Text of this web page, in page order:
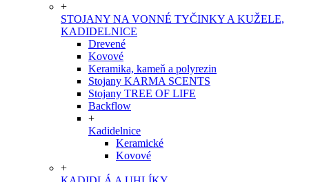
+
STOJANY NA VONNÉ TYČINKY A KUŽELE,
KADIDELNICE
Drevené
Kovové
Keramika, kameň a polyrezin
Stojany KARMA SCENTS
Stojany TREE OF LIFE
Backflow
+
Kadidelnice
Keramické
Kovové
+